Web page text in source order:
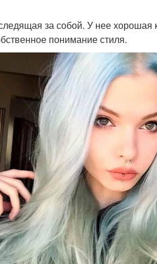
за собой. У нее
понимание стиля.